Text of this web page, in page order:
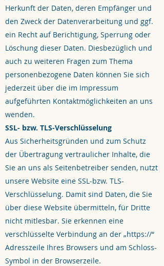
Herkunft der Daten, deren Empfänger und
den Zweck der Datenverarbeitung und ggf.
ein Recht auf Berichtigung, Sperrung oder
Löschung dieser Daten. Diesbezüglich und
auch zu weiteren Fragen zum Thema
personenbezogene Daten können Sie sich
jederzeit über die im Impressum
aufgeführten Kontaktmöglichkeiten an uns
wenden.
SSL- bzw. TLS-Verschlüsselung
Aus Sicherheitsgründen und zum Schutz
der Übertragung vertraulicher Inhalte, die
Sie an uns als Seitenbetreiber senden, nutzt
unsere Website eine SSL-bzw. TLS-
Verschlüsselung. Damit sind Daten, die Sie
über diese Website übermitteln, für Dritte
nicht mitlesbar. Sie erkennen eine
verschlüsselte Verbindung an der „https://“
Adresszeile Ihres Browsers und am Schloss-
Symbol in der Browserzeile.